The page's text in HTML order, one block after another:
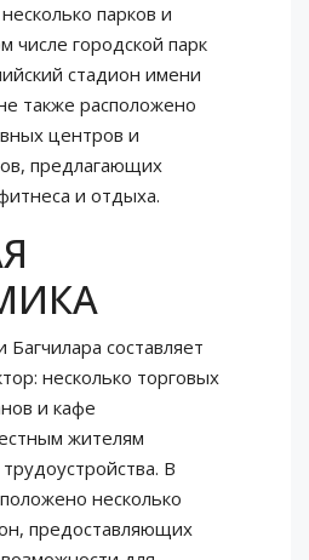
парков и
числе городской парк
стадион имени
также расположено
центров и
предлагающих
и отдыха.
составляет
несколько торговых
и кафе
жителям
В
несколько
предоставляющих